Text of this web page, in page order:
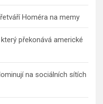
Homéra na memy
překonává americké
na sociálních sítích